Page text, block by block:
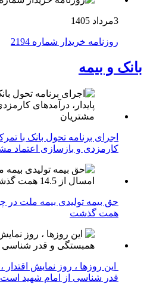
3مرداد 1405
روزنامه خریدار شماره 2194
بانک و بیمه
اجرای برنامه تحول بانک با
کارمزدی و بازسازی اعتماد
همت گذشت
این روزها ، روز نمایش
قدر شناسی از امام شهید است